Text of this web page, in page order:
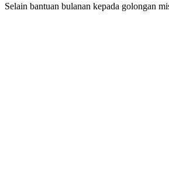
Selain bantuan bulanan kepada golongan